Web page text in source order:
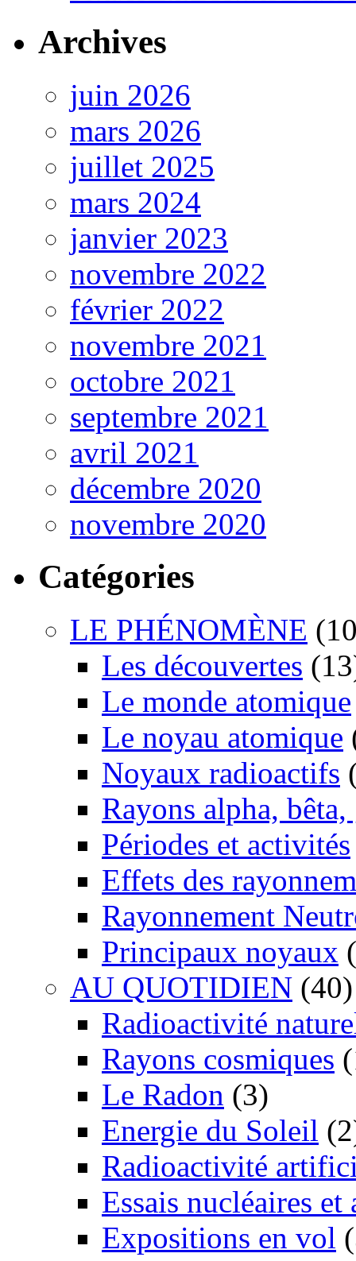
Archives
juin 2026
mars 2026
juillet 2025
mars 2024
janvier 2023
novembre 2022
février 2022
novembre 2021
octobre 2021
septembre 2021
avril 2021
décembre 2020
novembre 2020
Catégories
LE PHÉNOMÈNE
Les découvertes
Le monde atomique
Le noyau atomique
Noyaux radioactifs
Rayons alpha, bêta,
Périodes et activités
Effets des
Rayonnement
Principaux noyaux
AU QUOTIDIEN (40)
Radioactivité
Rayons cosmiques
Le Radon (3)
Energie du Soleil
Radioactivité
Essais nucléaires et
Expositions en vol